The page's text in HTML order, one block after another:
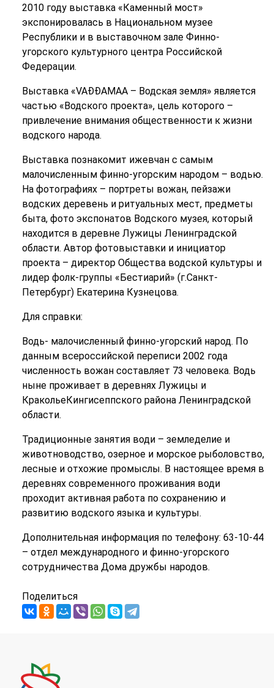
2010 году выставка «Каменный мост»
экспонировалась в Национальном музее
Республики и в выставочном зале Финно-
угорского культурного центра Российской
Федерации.
Выставка «VAĐĐAMAA – Водская земля» является
частью «Водского проекта», цель которого –
привлечение внимания общественности к жизни
водского народа.
Выставка познакомит ижевчан с самым
малочисленным финно-угорским народом – водью.
На фотографиях – портреты вожан, пейзажи
водских деревень и ритуальных мест, предметы
быта, фото экспонатов Водского музея, который
находится в деревне Лужицы Ленинградской
области. Автор фотовыставки и инициатор
проекта – директор Общества водской культуры и
лидер фолк-группы «Бестиарий» (г.Санкт-
Петербург) Екатерина Кузнецова.
Для справки:
Водь- малочисленный финно-угорский народ. По
данным всероссийской переписи 2002 года
численность вожан составляет 73 человека. Водь
ныне проживает в деревнях Лужицы и
КракольеКингисеппского района Ленинградской
области.
Традиционные занятия води – земледелие и
животноводство, озерное и морское рыболовство,
лесные и отхожие промыслы. В настоящее время в
деревнях современного проживания води
проходит активная работа по сохранению и
развитию водского языка и культуры.
Дополнительная информация по телефону: 63-10-44
– отдел международного и финно-угорского
сотрудничества Дома дружбы народов.
Поделиться